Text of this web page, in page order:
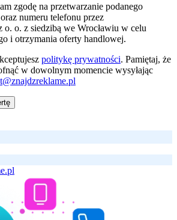
zgodę na przetwarzanie podanego
numeru telefonu przez
o. o. z siedzibą we Wrocławiu w celu
i otrzymania oferty handlowej.
politykę prywatności. Pamiętaj, że
w dowolnym momencie wysyłając